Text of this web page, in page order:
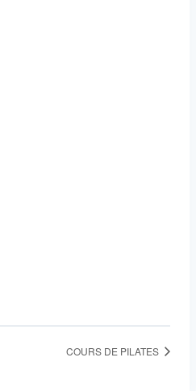
COURS DE PILATES